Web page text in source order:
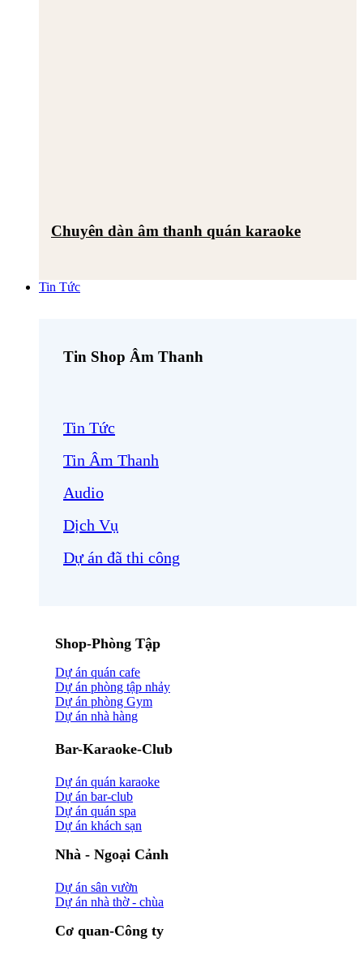
Chuyên dàn âm thanh quán karaoke
Tin Tức
Tin Shop Âm Thanh
Tin Tức
Tin Âm Thanh
Audio
Dịch Vụ
Dự án đã thi công
Shop-Phòng Tập
Dự án quán cafe
Dự án phòng tập nhảy
Dự án phòng Gym
Dự án nhà hàng
Bar-Karaoke-Club
Dự án quán karaoke
Dự án bar-club
Dự án quán spa
Dự án khách sạn
Nhà - Ngoại Cảnh
Dự án sân vườn
Dự án nhà thờ - chùa
Cơ quan-Công ty